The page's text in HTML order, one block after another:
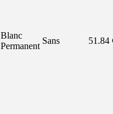
Blanc
Permanent
Sans 51.84